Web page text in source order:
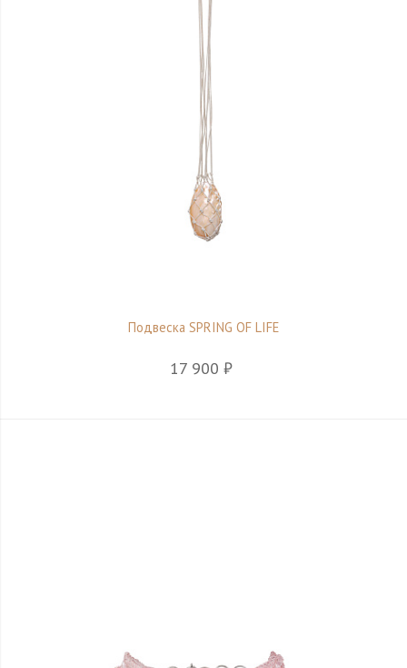
Подвеска SPRING OF LIFE
17 900 ₽